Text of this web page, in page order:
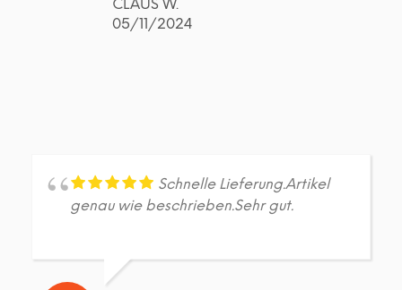
CLAUS W.
05/11/2024
Schnelle Lieferung.Artikel
genau wie beschrieben.Sehr gut.